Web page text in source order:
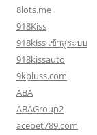
8lots.me
918Kiss
918kiss เข้าสู่ระบบ
918kissauto
9kpluss.com
ABA
ABAGroup2
acebet789.com